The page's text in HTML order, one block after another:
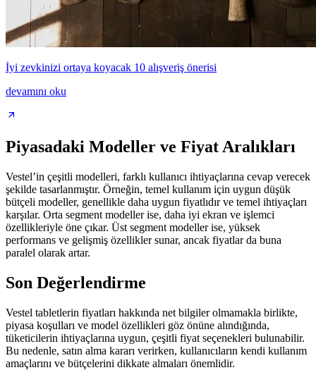
İyi zevkinizi ortaya koyacak 10 alışveriş önerisi
devamını oku
Piyasadaki Modeller ve Fiyat Aralıkları
Vestel’in çeşitli modelleri, farklı kullanıcı ihtiyaçlarına cevap verecek
şekilde tasarlanmıştır. Örneğin, temel kullanım için uygun düşük
bütçeli modeller, genellikle daha uygun fiyatlıdır ve temel ihtiyaçları
karşılar. Orta segment modeller ise, daha iyi ekran ve işlemci
özellikleriyle öne çıkar. Üst segment modeller ise, yüksek
performans ve gelişmiş özellikler sunar, ancak fiyatlar da buna
paralel olarak artar.
Son Değerlendirme
Vestel tabletlerin fiyatları hakkında net bilgiler olmamakla birlikte,
piyasa koşulları ve model özellikleri göz önüne alındığında,
tüketicilerin ihtiyaçlarına uygun, çeşitli fiyat seçenekleri bulunabilir.
Bu nedenle, satın alma kararı verirken, kullanıcıların kendi kullanım
amaçlarını ve bütçelerini dikkate almaları önemlidir.